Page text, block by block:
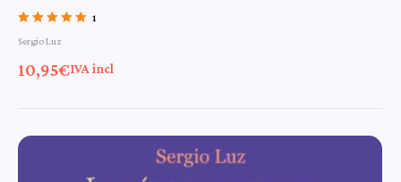
mágicas aventuras de la bruja
Pamplinas
5.00
1
Sergio Luz
10,95€IVA incl